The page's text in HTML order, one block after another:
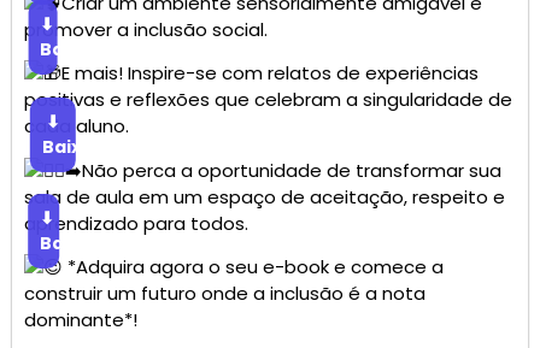
promover a inclusão social.
⬇
Baixar
E mais! Inspire-se com relatos de experiências
positivas e reflexões que celebram a singularidade de
cada aluno.
⬇
Baixar
Não perca a oportunidade de transformar sua
sala de aula em um espaço de aceitação, respeito e
aprendizado para todos.
⬇
Baixar
*Adquira agora o seu e-book e comece a
construir um futuro onde a inclusão é a nota
dominante*!